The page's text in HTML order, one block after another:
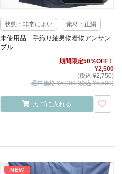
状態：非常によい 素材：正絹
未使用品 手織り紬男物着物アンサン
ブル
期間限定50％OFF！
¥2,500
(税込 ¥2,750)
通常価格 ¥5,000 (税込 ¥5,500)
カゴに入れる
NEW